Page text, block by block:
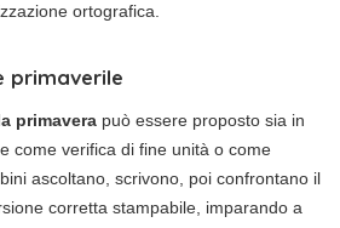
ortografica.
primaverile
primavera può essere proposto sia in
come verifica di fine unità o come
ascoltano, scrivono, poi confrontano il
corretta stampabile, imparando a